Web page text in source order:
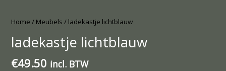
Home / Meubels / ladekastje lichtblauw
ladekastje lichtblauw
€49.50 incl. BTW